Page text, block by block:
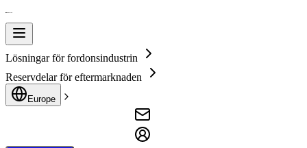
Lösningar för fordonsindustrin
Reservdelar för eftermarknaden
Europe